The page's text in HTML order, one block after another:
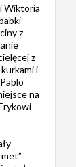
Wiktoria
z
z
i
na